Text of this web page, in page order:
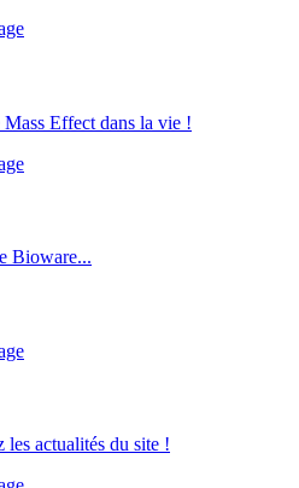
Effect dans la vie !
Bioware...
les actualités du site !